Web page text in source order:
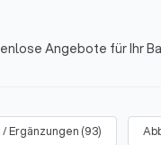
Angebote für Ihr
Ergänzungen (93)